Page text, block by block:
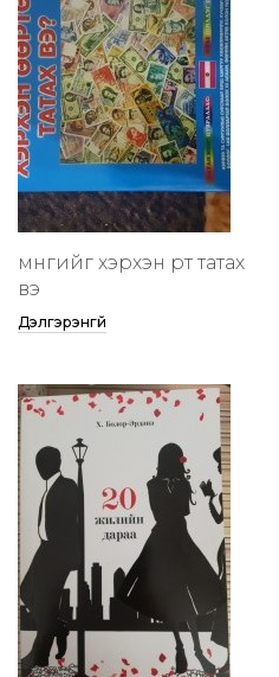
мөнгийг хэрхэн өөртөө татах
вэ
Дэлгэрэнгүй